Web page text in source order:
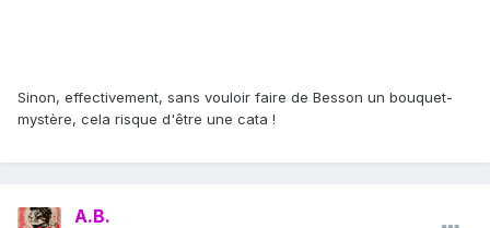
Sinon, effectivement, sans vouloir faire de Besson un bouquet-
mystère, cela risque d'être une cata !
A.B.